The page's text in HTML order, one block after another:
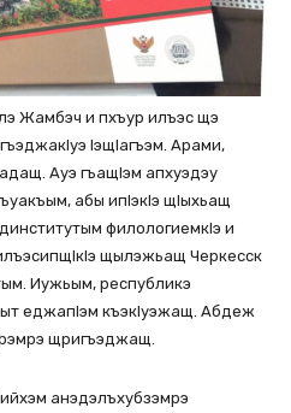
Жамбэч и пхъур илъэс щэ
ІэщІагъэм. Арами,
Ауэ гъащIэм апхуэдэу
абы ипIэкIэ щIыхьащ
филологиемкІэ и
щылэжьащ Черкесск
Иужьым, республикэ
еджапIэм къэкIуэжащ. Абдеж
щригъэджащ.
анэдэлъхубзэмрэ